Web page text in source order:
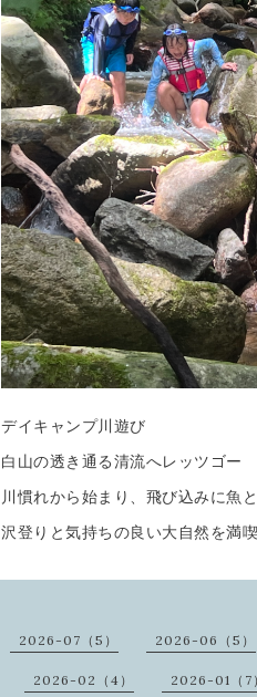
デイキャンプ川遊び
白山の透き通る清流へレッツゴー
川慣れから始まり、飛び込みに魚
沢登りと気持ちの良い大自然を満
2026-07（5） 2026-06（5）
2026-02（4） 2026-01（7）